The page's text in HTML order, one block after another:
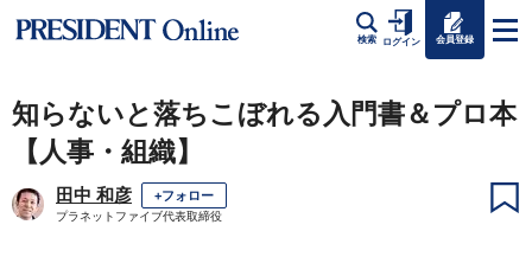
検索 ログイン 会員登録
知らないと落ちこぼれる入門書＆プロ本
【人事・組織】
田中 和彦 +フォロー
プラネットファイブ代表取締役